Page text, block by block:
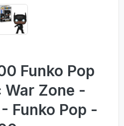
Funko Pop
War Zone -
Funko Pop -